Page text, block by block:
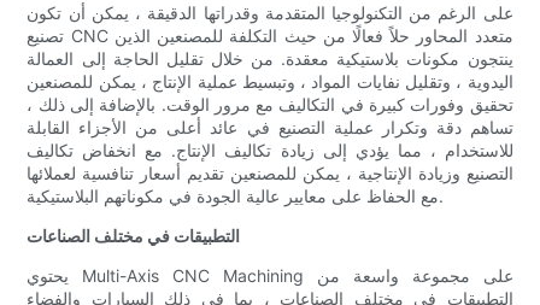
على الرغم من التكنولوجيا المتقدمة وقدراتها الدقيقة ، يمكن أن تكون
تصنيع CNC متعدد المحاور حلاً فعالًا من حيث التكلفة للمصنعين الذين
ينتجون مكونات بلاستيكية معقدة. من خلال تقليل الحاجة إلى العمالة
اليدوية ، وتقليل نفايات المواد ، وتبسيط عملية الإنتاج ، يمكن للمصنعين
تحقيق وفورات كبيرة في التكاليف مع مرور الوقت. بالإضافة إلى ذلك ،
تساهم دقة وتكرار عملية التصنيع في عائد أعلى من الأجزاء القابلة
للاستخدام ، مما يؤدي إلى زيادة تكاليف الإنتاج. مع انخفاض تكاليف
التصنيع وزيادة الإنتاجية ، يمكن للمصنعين تقديم أسعار تنافسية لعملائها
مع الحفاظ على معايير عالية الجودة في مكوناتهم البلاستيكية.
التطبيقات في مختلف الصناعات
يحتوي Multi-Axis CNC Machining على مجموعة واسعة من
التطبيقات في مختلف الصناعات ، بما في ذلك السيارات والفضاء